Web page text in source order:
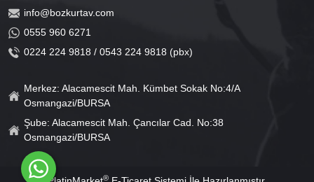
info@bozkurtav.com
0555 960 6271
0224 224 9818 / 0543 224 9818 (pbx)
Merkez: Alacamescit Mah. Kümbet Sokak No:4/A
Osmangazi/BURSA
Şube: Alacamescit Mah. Çancılar Cad. No:38
Osmangazi/BURSA
®